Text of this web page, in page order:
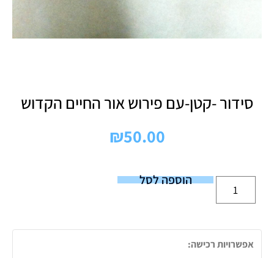
סידור -קטן-עם פירוש אור החיים הקדוש
₪50.00
הוספה לסל
אפשרויות רכישה: